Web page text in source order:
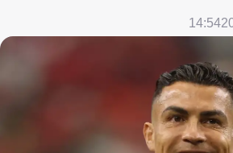
14:54